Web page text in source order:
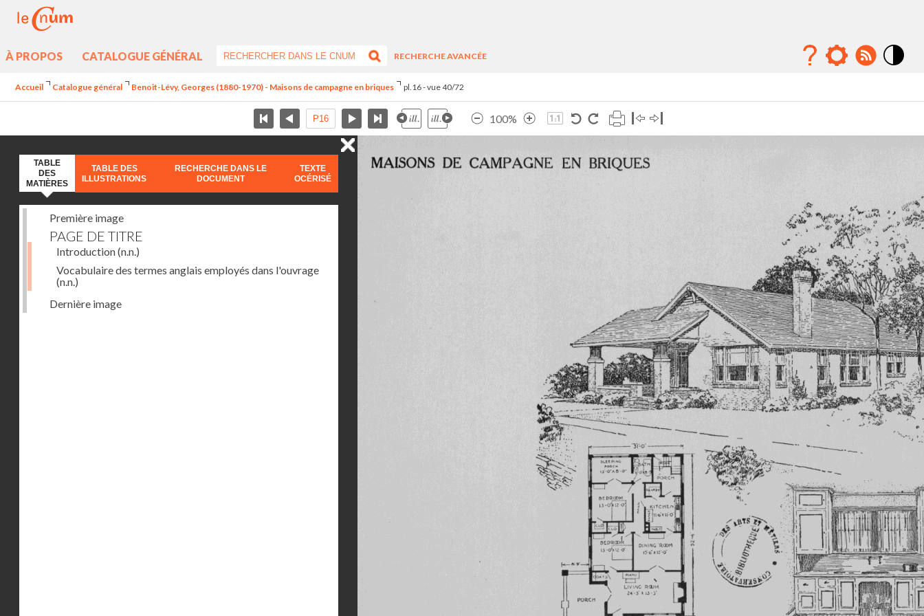
À PROPOS CATALOGUE GÉNÉRAL
RECHERCHE AVANCÉE
Accueil Catalogue général Benoit-Lévy, Georges (1880-1970) - Maisons de campagne en briques pl.16 - vue 40/72
100%
TABLE
DES
MATIÈRES
TABLE DES
ILLUSTRATIONS
RECHERCHE DANS LE
DOCUMENT
TEXTE
OCÉRISÉ
Première image
PAGE DE TITRE
Introduction(n.n.)
Vocabulaire des termes anglais employés dans l'ouvrage
(n.n.)
Dernière image